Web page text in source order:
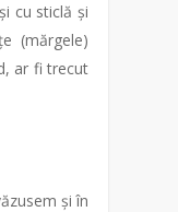
cu sticlă și
(mărgele)
ar fi trecut
și în